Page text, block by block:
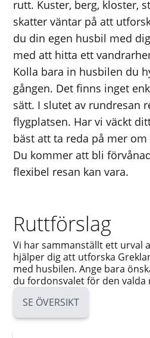
rutt. Kuster, berg, kloster,
skatter väntar på att
du din egen husbil med
med att hitta ett
Kolla bara in husbilen du
gången. Det finns inget
sätt. I slutet av rundresan
flygplatsen. Har vi väckt
bäst att ta reda på mer
Du kommer att bli
flexibel resan kan vara.
Ruttförslag
Vi har sammanställt ett urval
hjälper dig att utforska
med husbilen. Ange bara
du fordonsvalet för den valda
SE ÖVERSIKT